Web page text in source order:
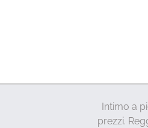
Intimo a
prezzi.